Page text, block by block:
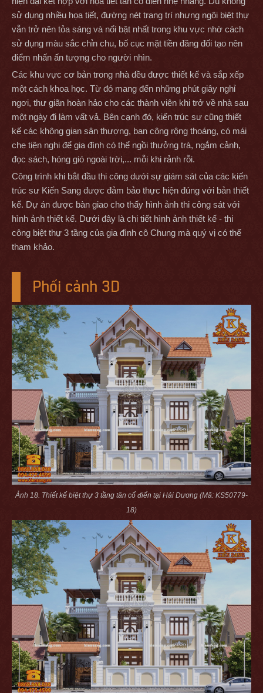
sử dụng nhiều họa tiết, đường nét trang trí nhưng ngôi biệt thự
vẫn trở nên tỏa sáng và nổi bật nhất trong khu vực nhờ cách
sử dụng màu sắc chỉn chu, bố cục mặt tiền đăng đối tạo nên
điểm nhấn ấn tượng cho người nhìn.
Các khu vực cơ bản trong nhà đều được thiết kế và sắp xếp
một cách khoa học. Từ đó mang đến những phút giây nghỉ
ngơi, thư giãn hoàn hảo cho các thành viên khi trở về nhà sau
một ngày đi làm vất vả. Bên cạnh đó, kiến trúc sư cũng thiết
kế các không gian sân thượng, ban công rộng thoáng, có mái
che tiện nghi để gia đình có thể ngồi thưởng trà, ngắm cảnh,
đọc sách, hóng gió ngoài trời,... mỗi khi rảnh rỗi.
Công trình khi bắt đầu thi công dưới sự giám sát của các kiến
trúc sư Kiến Sang được đảm bảo thực hiện đúng với bản thiết
kế. Dự án được bàn giao cho thấy hình ảnh thi công sát với
hình ảnh thiết kế. Dưới đây là chi tiết hình ảnh thiết kế - thi
công biệt thự 3 tầng của gia đình cô Chung mà quý vị có thể
tham khảo.
Phối cảnh 3D
Ảnh 18. Thiết kế biệt thự 3 tầng tân cổ điển tại Hải Dương (Mã: KS50779-
18)